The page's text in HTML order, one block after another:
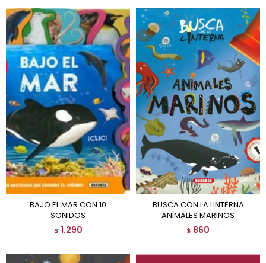
BAJO EL MAR CON 10
SONIDOS
$ 1.290
BUSCA CON LA LINTERNA
ANIMALES MARINOS
$ 860